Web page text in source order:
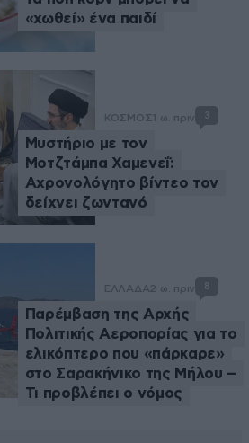
«χωθεί» ένα παιδί
ΚΟΣΜΟΣ 1 ω. πριν 3
Μυστήριο με τον
Μοτζτάμπα Χαμενεΐ:
Αχρονολόγητο βίντεο τον
δείχνει ζωντανό
ΕΛΛΑΔΑ2 ω. πριν 8
Παρέμβαση της Αρχής
Πολιτικής Αεροπορίας για το
ελικόπτερο που «πάρκαρε»
στο Σαρακήνικο της Μήλου –
Τι προβλέπει ο νόμος